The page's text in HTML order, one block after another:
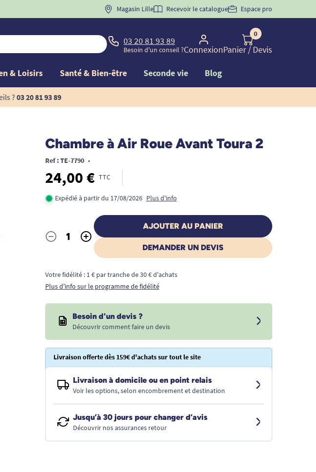
BIENVENUE" pourla 1ère commande d'incontinence
Magasin Lille Recevoir le catalogue Espace pro
03 20 81 93 89
Besoin d'un conseil ?Connexion
0
Panier/ Devis
& Loisirs Santé & Bien-être Seconde vie Blog
? 03 20 81 93 89
Chambre à Air Roue Avant Toura 2
Ref : TE-7790 •
24,00 € TTC
Expédié à partir du 17/08/2026 Plus d'info
Quantité
- +
AJOUTER AU PANIER
DEMANDER UN DEVIS
Votre fidélité : 1 € par tranche de 30 € d'achats
Plus d'info sur le programme de fidélité
Besoin d'un devis ?
Découvrir comment faire un devis
Livraison offerte dès 159€ d'achats sur tout le site
Livraison à domicile ou en point relais
Voir les options, selon encombrement et destination
Jusqu’à 30 jours pour changer d’avis
Découvrir nos assurances retour